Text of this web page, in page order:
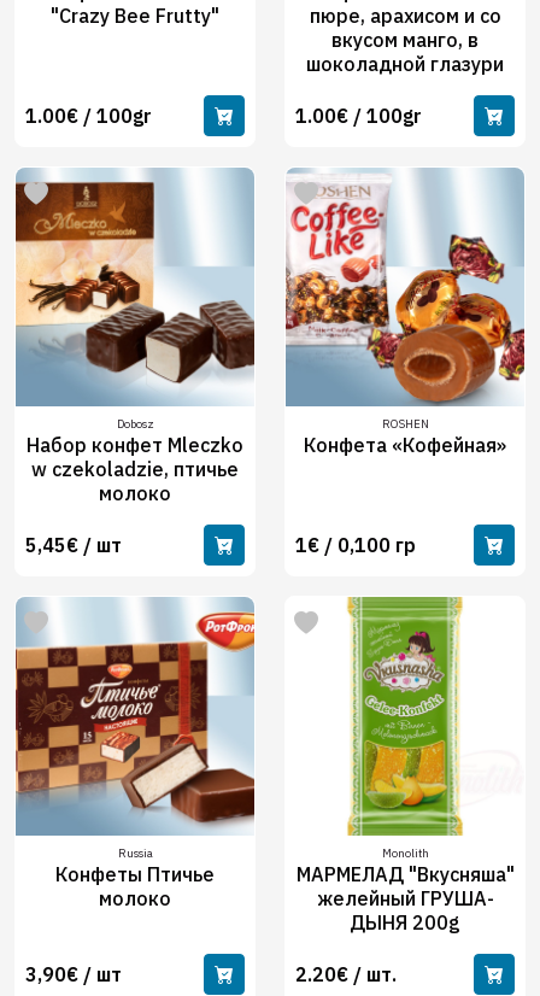
"Сrazy Bee Frutty"
1.00€ / 100gr
пюре, арахисом и со
вкусом манго, в
шоколадной глазури
1.00€ / 100gr
Dobosz
Набор конфет Mleczko
w czekoladzie, птичье
молоко
5,45€ / шт
ROSHEN
Конфета «Кофейная»
1€ / 0,100 гр
Russia
Конфеты Птичье
молоко
3,90€ / шт
Monolith
МАРМЕЛАД "Вкусняша"
желейный ГРУША-
ДЫНЯ 200g
2.20€ / шт.